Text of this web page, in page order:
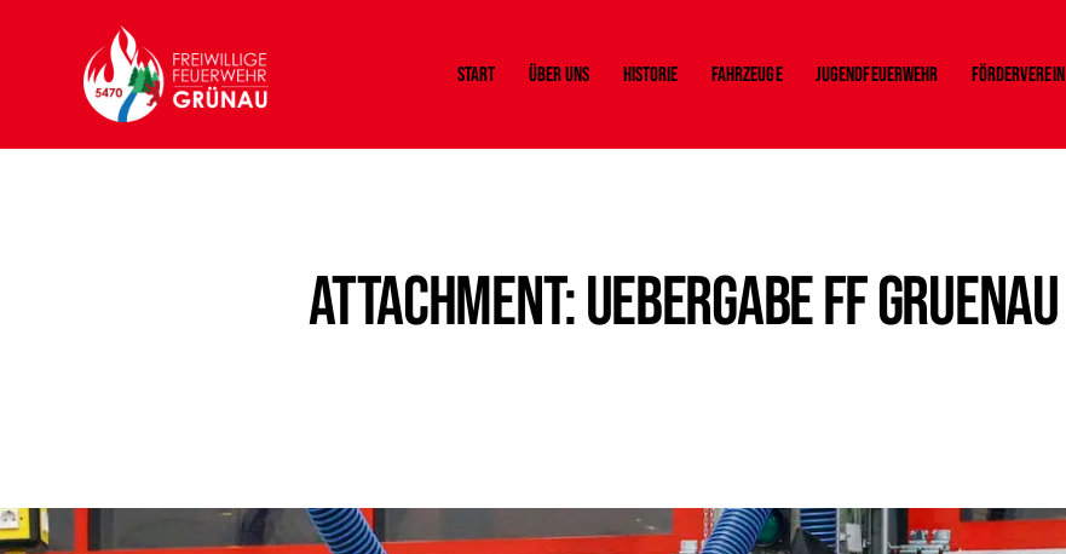
Start Über uns Historie Fahrzeuge Jugendfeuerwehr Förderverein
Attachment: Uebergabe FF Gruenau